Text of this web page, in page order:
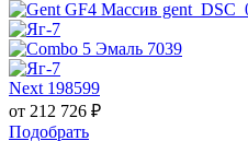
Next 198599
от 212 726 ₽
Подобрать